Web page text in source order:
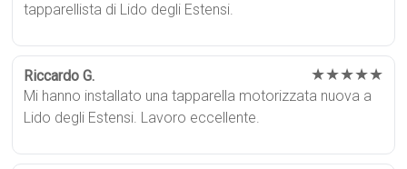
tapparellista di Lido degli Estensi.
Riccardo G. ★★★★★
Mi hanno installato una tapparella motorizzata nuova a
Lido degli Estensi. Lavoro eccellente.